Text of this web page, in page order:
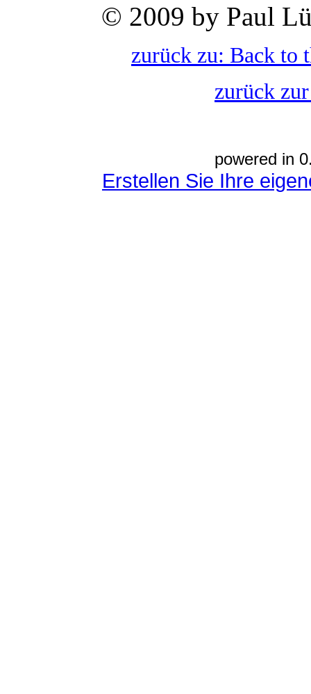
© 2009 by Paul
zurück zu: Back to
zurück
powered in
Erstellen Sie Ihre